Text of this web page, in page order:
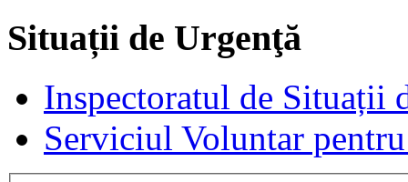
Situații de Urgenţă
Inspectoratul de Situații
Serviciul Voluntar